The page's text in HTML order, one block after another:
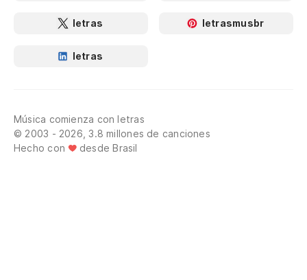
letras letrasmusbr
letras
Música comienza con letras
© 2003 - 2026, 3.8 millones de canciones
Hecho con
desde Brasil